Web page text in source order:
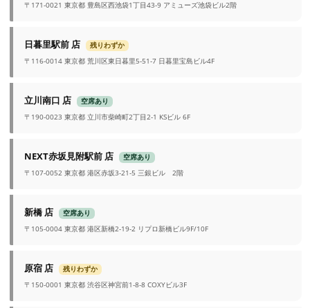
〒171-0021 東京都 豊島区西池袋1丁目43-9 アミューズ池袋ビル2階
日暮里駅前 店
残りわずか
〒116-0014 東京都 荒川区東日暮里5-51-7 日暮里宝島ビル4F
立川南口 店
空席あり
〒190-0023 東京都 立川市柴崎町2丁目2-1 KSビル 6F
NEXT赤坂見附駅前 店
空席あり
〒107-0052 東京都 港区赤坂3-21-5 三銀ビル 2階
新橋 店
空席あり
〒105-0004 東京都 港区新橋2-19-2 リプロ新橋ビル9F/10F
原宿 店
残りわずか
〒150-0001 東京都 渋谷区神宮前1-8-8 COXYビル3F